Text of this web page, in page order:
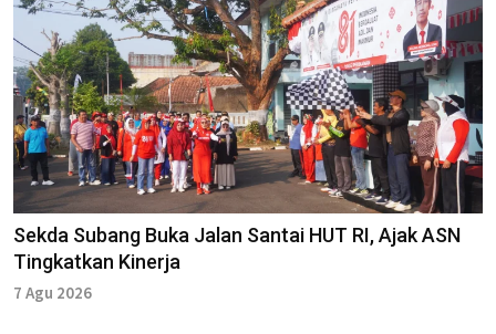
Sekda Subang Buka Jalan Santai HUT RI, Ajak ASN
Tingkatkan Kinerja
7 Agu 2026